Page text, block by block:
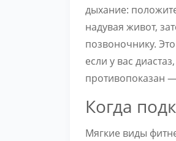
дыхание:
надувая живот,
позвоночнику.
если у вас
противопоказан
Когда
Мягкие виды